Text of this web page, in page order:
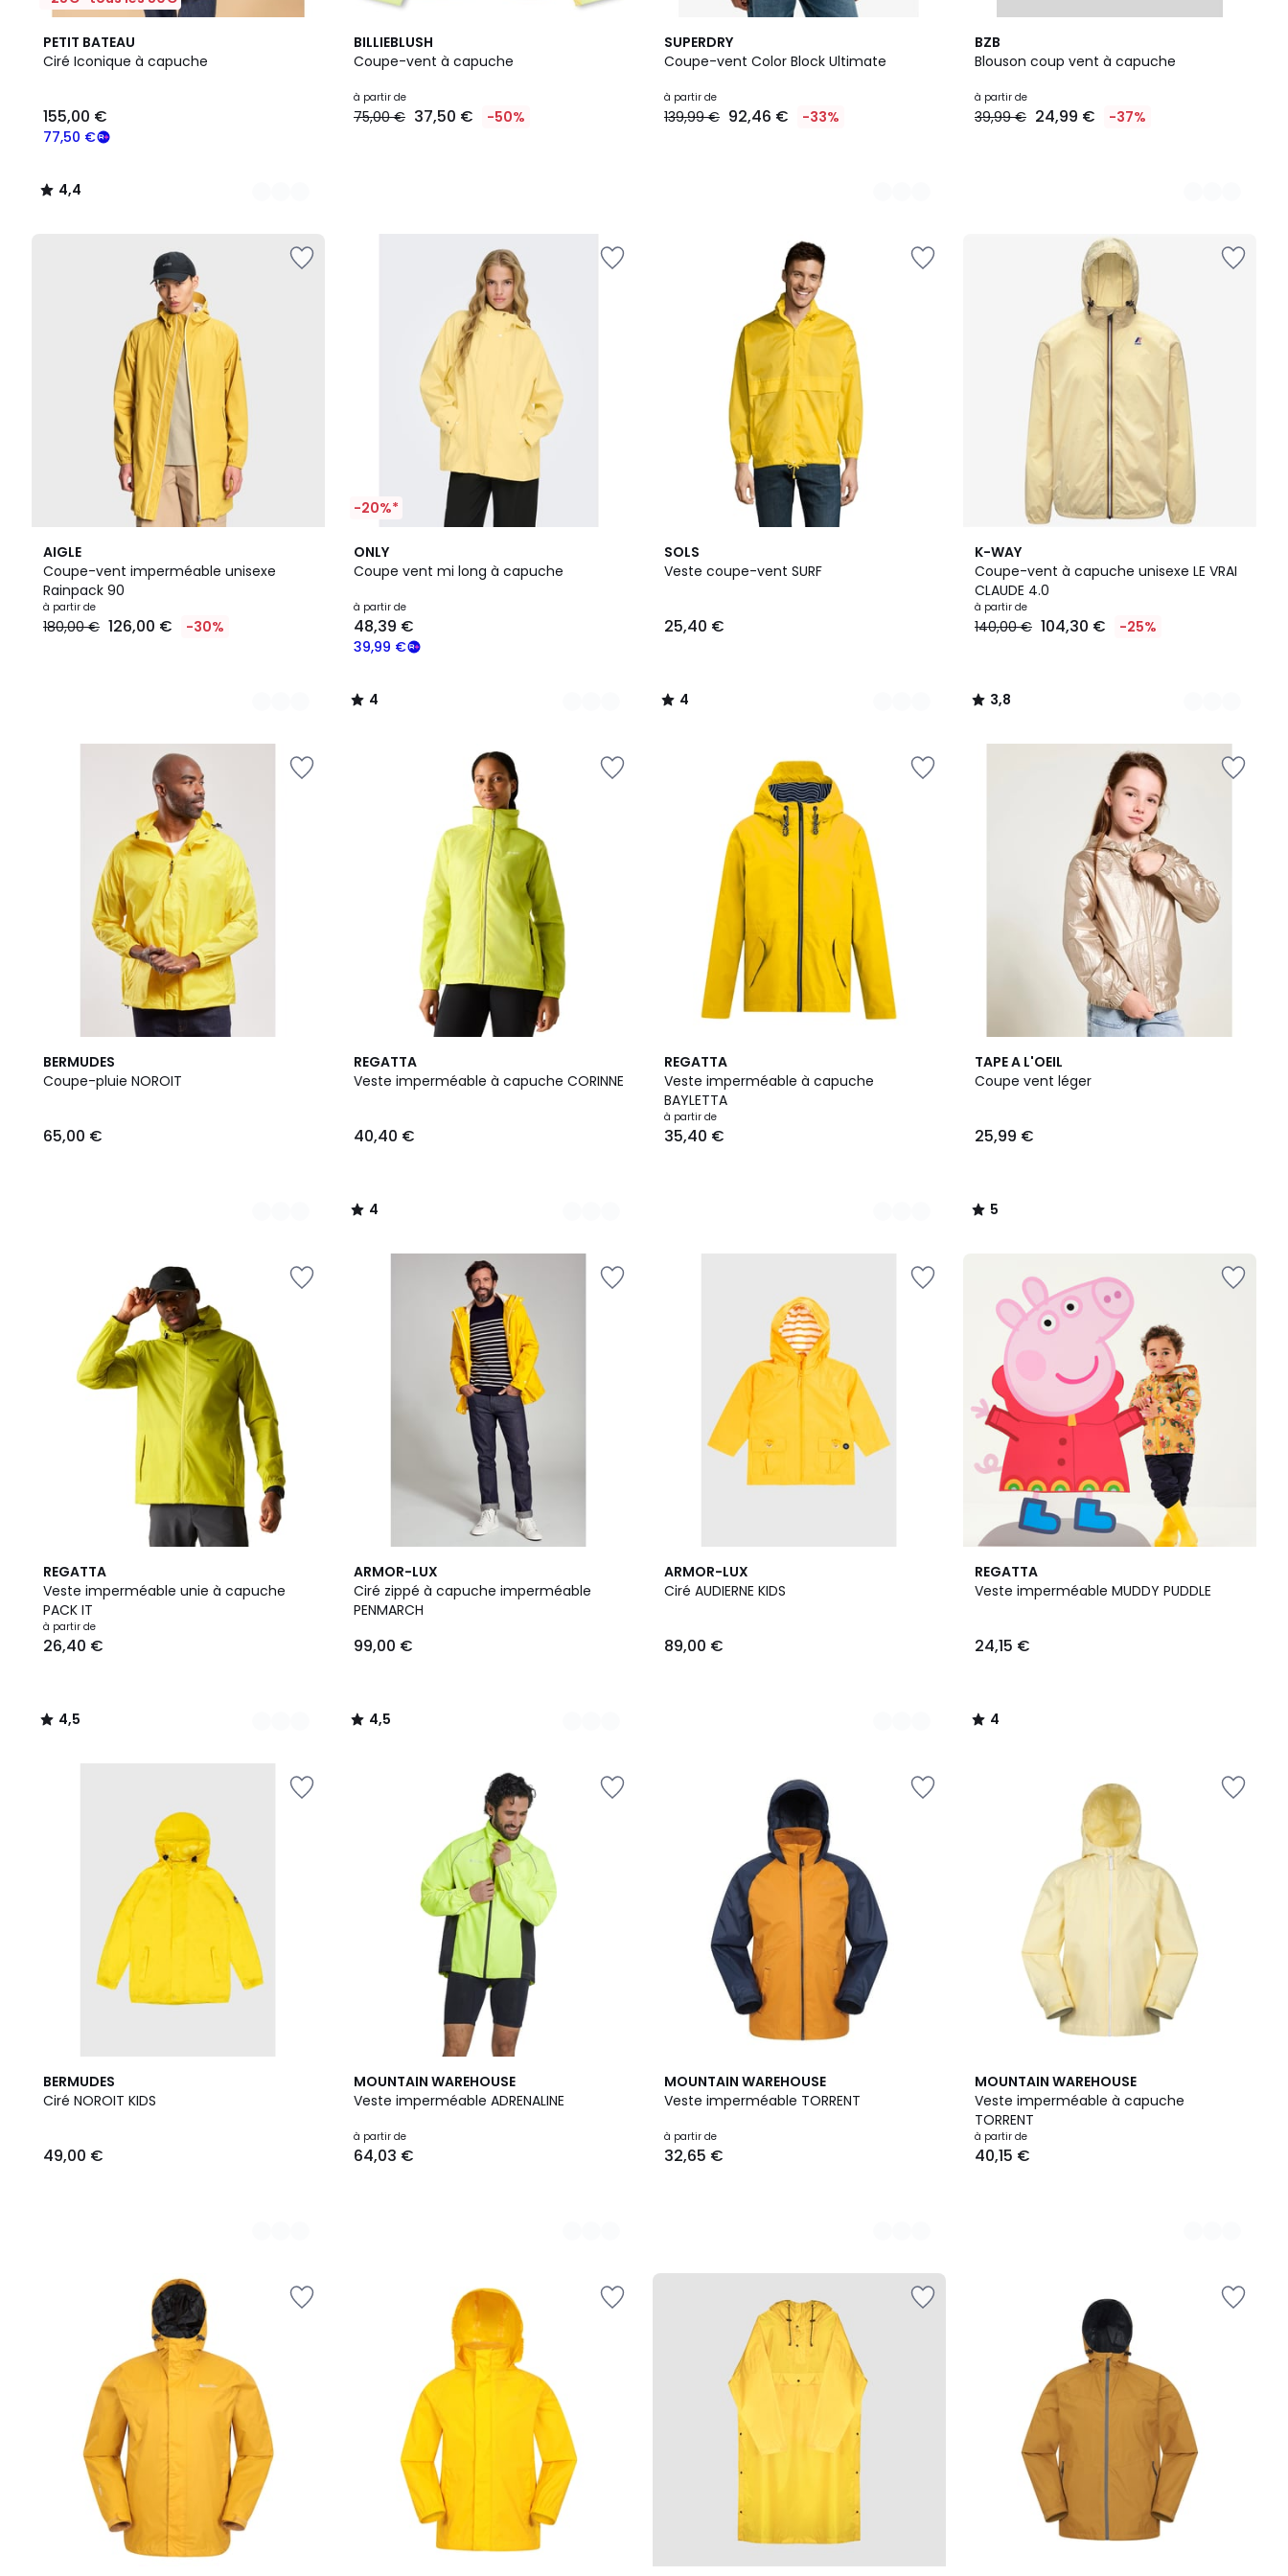
PETIT BATEAU
Ciré Iconique à capuche
€
souscrivez
programme
77,50 €
155,00 €
4,4
/ 5
3
Couleurs
4,4
/
BILLIEBLUSH
Coupe-vent à capuche
à partir de
75,00 € 37,50 € -50%
SUPERDRY
Coupe-vent Color Block Ultimate
à partir de
139,99 € 92,46 € -33%
4
Couleurs
BZB
Blouson coup vent à capuche
à partir de
39,99 € 24,99 € -37%
2
Couleurs
AIGLE
Coupe-vent imperméable unisexe
Rainpack 90
à partir de
180,00 € 126,00 € -30%
4
Couleurs
-20%*
ONLY
Coupe vent mi long à capuche
à partir de
39,99 €
48,39 €
4
/
3
Couleurs
4
/
SOLS
Veste coupe-vent SURF
25,40 €
4
/
10
Couleurs
4
/
K-WAY
Coupe-vent à capuche unisexe LE VRAI
CLAUDE 4.0
à partir de
140,00 € 104,30 € -25%
3,8
/ 5
11
Couleurs
3,8
/
BERMUDES
Coupe-pluie NOROIT
65,00 €
3
Couleurs
REGATTA
Veste imperméable à capuche CORINNE
40,40 €
4
/
10
Couleurs
4
/
REGATTA
Veste imperméable à capuche
BAYLETTA
à partir de
35,40 €
4
Couleurs
TAPE A L'OEIL
Coupe vent léger
25,99 €
5
/
5
/
REGATTA
Veste imperméable unie à capuche
PACK IT
à partir de
26,40 €
4,5
/ 5
10
Couleurs
4,5
/
ARMOR-LUX
Ciré zippé à capuche imperméable
PENMARCH
99,00 €
4,5
/ 5
2
Couleurs
4,5
/
ARMOR-LUX
Ciré AUDIERNE KIDS
89,00 €
3
Couleurs
REGATTA
Veste imperméable MUDDY PUDDLE
24,15 €
4
/
4
/
BERMUDES
Ciré NOROIT KIDS
49,00 €
2
Couleurs
MOUNTAIN WAREHOUSE
Veste imperméable ADRENALINE
à partir de
64,03 €
2
Couleurs
MOUNTAIN WAREHOUSE
Veste imperméable TORRENT
à partir de
32,65 €
3
Couleurs
MOUNTAIN WAREHOUSE
Veste imperméable à capuche
TORRENT
à partir de
40,15 €
5
Couleurs